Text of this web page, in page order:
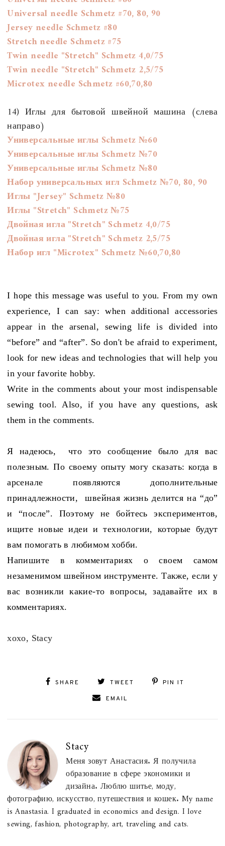
Universal needle Schmetz #70, 80, 90
Jersey needle Schmetz #80
Stretch needle Schmetz #75
Twin needle "Stretch" Schmetz 4,0/75
Twin needle "Stretch" Schmetz 2,5/75
Microtex needle Schmetz #60,70,80
14) Иглы для бытовой швейной машина (слева
направо)
Универсальные иглы Schmetz №60
Универсальные иглы Schmetz №70
Универсальные иглы Schmetz №80
Набор универсальных игл Schmetz №70, 80, 90
Иглы "Jersey" Schmetz №80
Иглы "Stretch" Schmetz №75
Двойная игла "Stretch" Schmetz4,0/75
Двойная игла "Stretch" Schmetz 2,5/75
Набор игл "Microtex" Schmetz№60,70,80
I hope this message was useful to you. From my own
experience, I can say: when additional accessories
appear in the arsenal, sewing life is divided into
“before” and “after”. So don't be afraid to experiment,
look for new ideas and technologies that will help you
in your favorite hobby.
Write in the comments about your most indispensable
sewing tool. Also, if you have any questions, ask
them in the comments.
Я надеюсь,
что это сообщение было для вас
полезным. По своему опыту могу сказать: когда в
арсенале появляются дополнительные
принадлежности, швейная жизнь делится на “до”
и “после”. Поэтому не бойтесь экспериментов,
ищите новые идеи и технологии, которые будут
вам помогать в любимом хобби.
Напишите в комментариях о своем самом
незаменимом швейном инструменте. Также, если у
вас возникли какие-то вопросы, задавайте их в
комментариях.
xoxo, Stacy
SHARE TWEET
PIN IT
EMAIL
Stacy
Меня зовут Анастасия. Я получила
образование в сфере экономики и
дизайна. Люблю шитье, моду,
фотографию, искусство, путешествия и кошек. My name
is Anastasia. I graduated in economics and design. I love
sewing, fashion, photography, art, traveling and cats.